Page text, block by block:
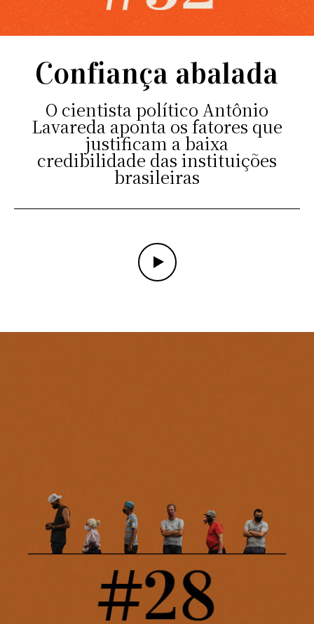
Confiança abalada
O cientista político Antônio
Lavareda aponta os fatores que
justificam a baixa
credibilidade das instituições
brasileiras